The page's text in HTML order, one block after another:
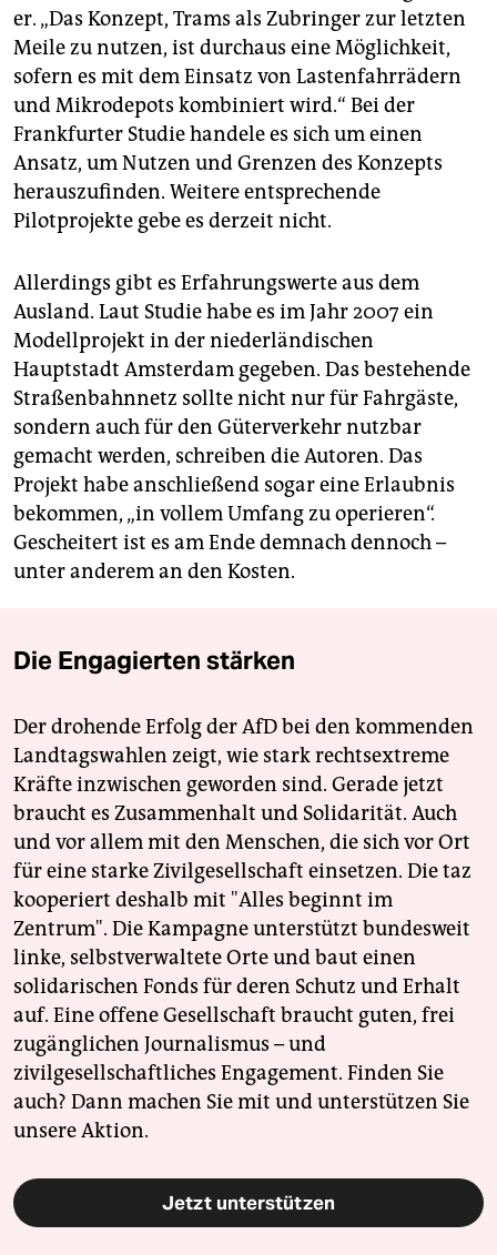
er. „Das Konzept, Trams als Zubringer zur letzten
Meile zu nutzen, ist durchaus eine Möglichkeit,
sofern es mit dem Einsatz von Lastenfahrrädern
und Mikrodepots kombiniert wird.“ Bei der
Frankfurter Studie handele es sich um einen
Ansatz, um Nutzen und Grenzen des Konzepts
herauszufinden. Weitere entsprechende
Pilotprojekte gebe es derzeit nicht.
Allerdings gibt es Erfahrungswerte aus dem
Ausland. Laut Studie habe es im Jahr 2007 ein
Modellprojekt in der niederländischen
Hauptstadt Amsterdam gegeben. Das bestehende
Straßenbahnnetz sollte nicht nur für Fahrgäste,
sondern auch für den Güterverkehr nutzbar
gemacht werden, schreiben die Autoren. Das
Projekt habe anschließend sogar eine Erlaubnis
bekommen, „in vollem Umfang zu operieren“.
Gescheitert ist es am Ende demnach dennoch –
unter anderem an den Kosten.
Die Engagierten stärken
Der drohende Erfolg der AfD bei den kommenden
Landtagswahlen zeigt, wie stark rechtsextreme
Kräfte inzwischen geworden sind. Gerade jetzt
braucht es Zusammenhalt und Solidarität. Auch
und vor allem mit den Menschen, die sich vor Ort
für eine starke Zivilgesellschaft einsetzen. Die taz
kooperiert deshalb mit "Alles beginnt im
Zentrum". Die Kampagne unterstützt bundesweit
linke, selbstverwaltete Orte und baut einen
solidarischen Fonds für deren Schutz und Erhalt
auf. Eine offene Gesellschaft braucht guten, frei
zugänglichen Journalismus – und
zivilgesellschaftliches Engagement. Finden Sie
auch? Dann machen Sie mit und unterstützen Sie
unsere Aktion.
Jetzt unterstützen